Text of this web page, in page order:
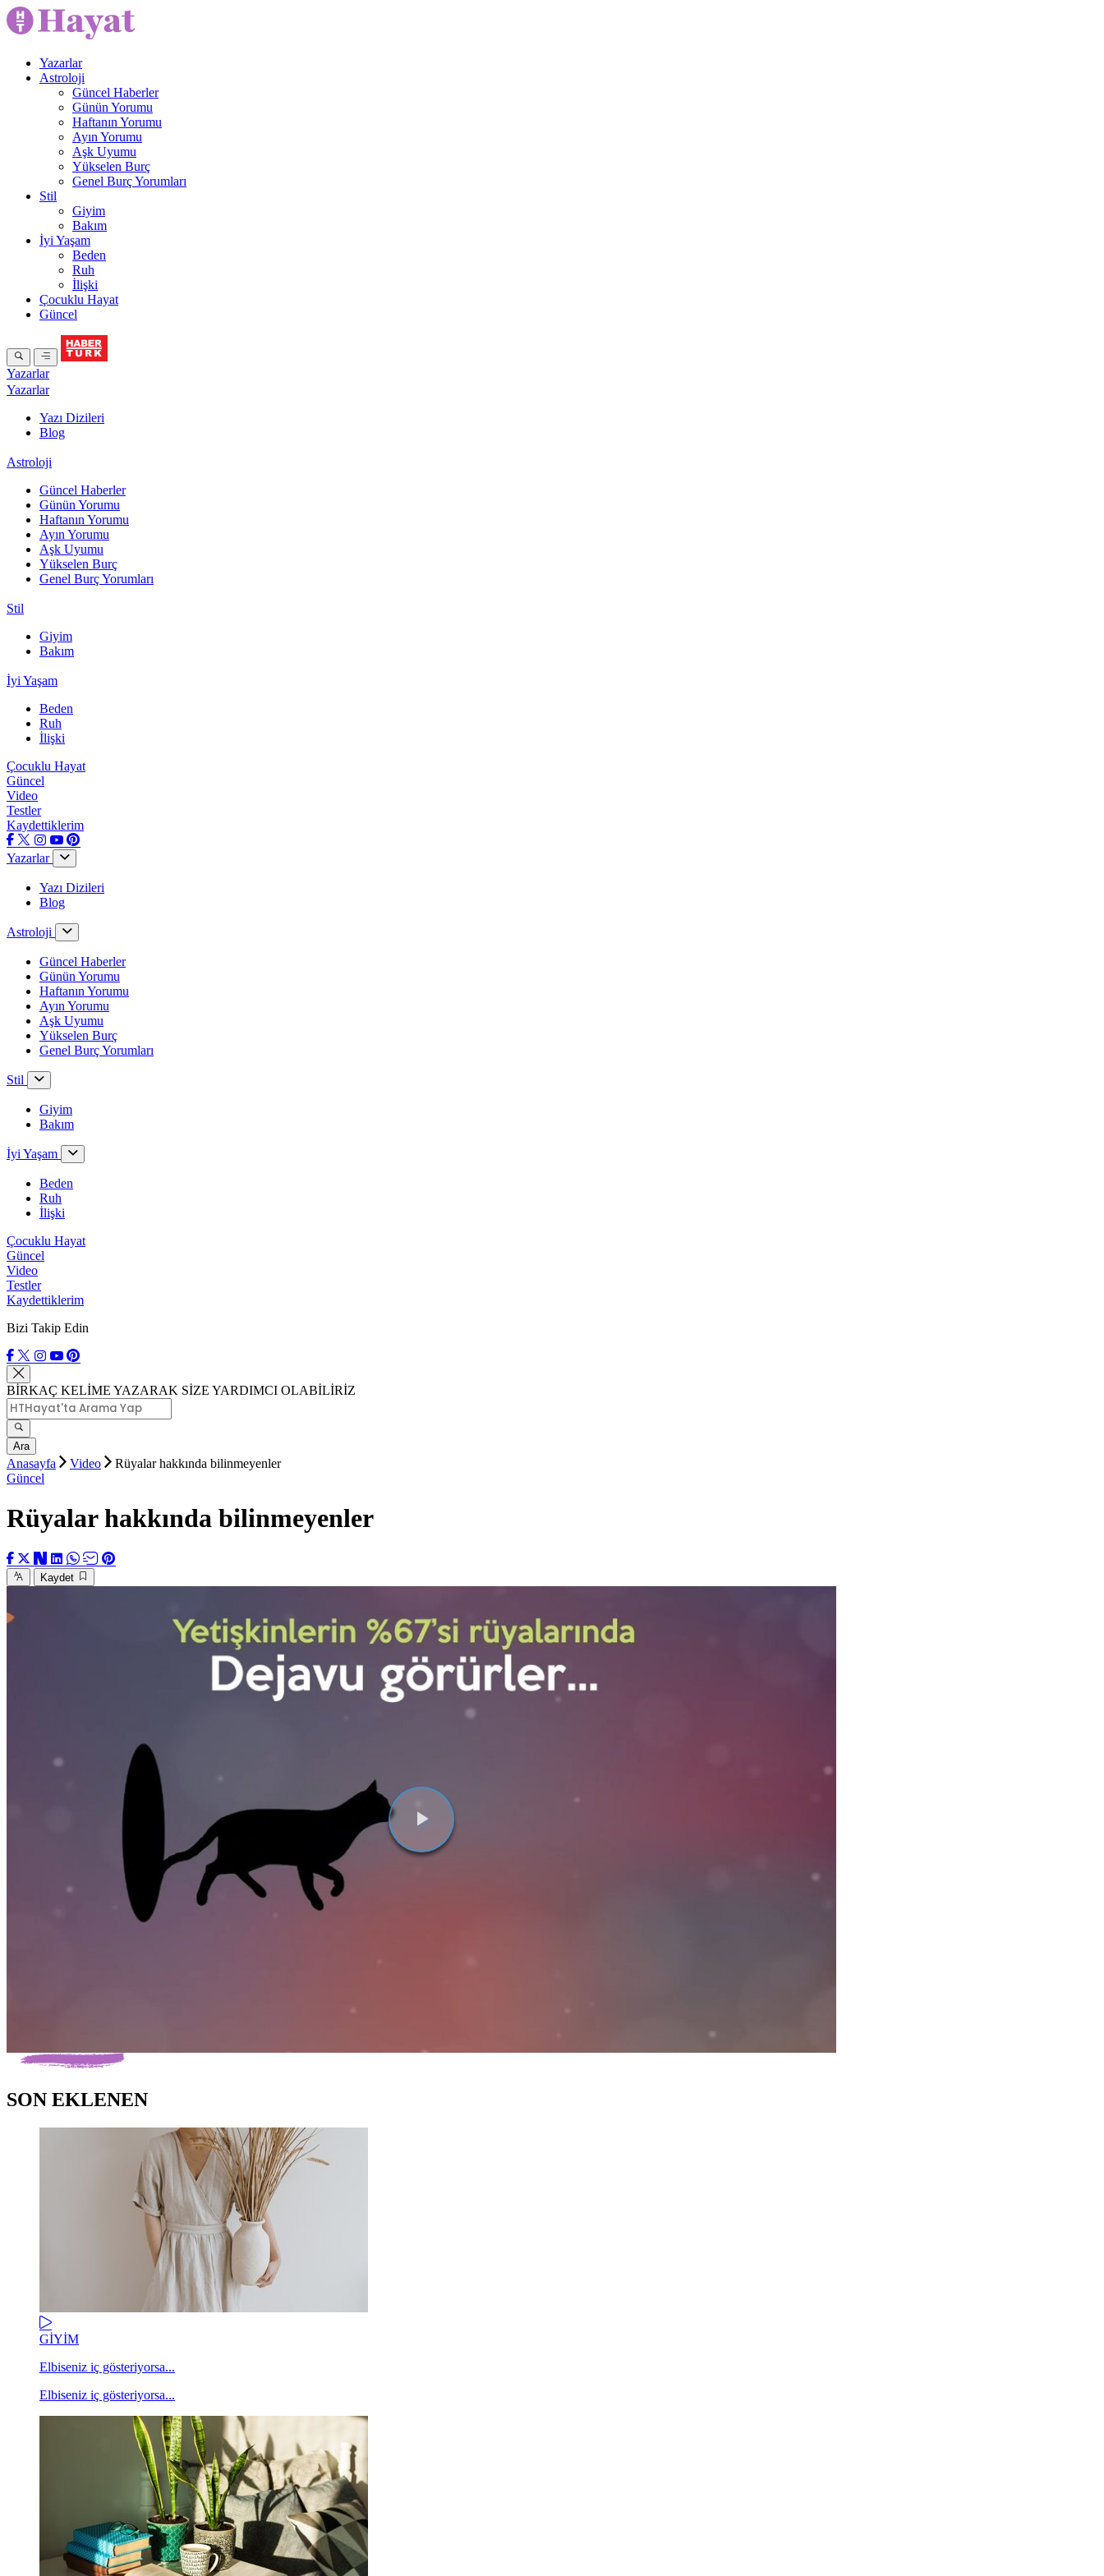
Yazarlar
Astroloji
Güncel Haberler
Günün Yorumu
Haftanın Yorumu
Ayın Yorumu
Aşk Uyumu
Yükselen Burç
Genel Burç Yorumları
Stil
Giyim
Bakım
İyi Yaşam
Beden
Ruh
İlişki
Çocuklu Hayat
Güncel
Yazarlar
Yazarlar
Yazı Dizileri
Blog
Astroloji
Güncel Haberler
Günün Yorumu
Haftanın Yorumu
Ayın Yorumu
Aşk Uyumu
Yükselen Burç
Genel Burç Yorumları
Stil
Giyim
Bakım
İyi Yaşam
Beden
Ruh
İlişki
Çocuklu Hayat
Güncel
Video
Testler
Kaydettiklerim
Yazarlar
Yazı Dizileri
Blog
Astroloji
Güncel Haberler
Günün Yorumu
Haftanın Yorumu
Ayın Yorumu
Aşk Uyumu
Yükselen Burç
Genel Burç Yorumları
Stil
Giyim
Bakım
İyi Yaşam
Beden
Ruh
İlişki
Çocuklu Hayat
Güncel
Video
Testler
Kaydettiklerim
Bizi Takip Edin
BİRKAÇ KELİME YAZARAK SİZE YARDIMCI OLABİLİRİZ
Ara
Anasayfa Video
Rüyalar hakkında bilinmeyenler
Güncel
Rüyalar hakkında bilinmeyenler
Kaydet
Videoyu
SON EKLENEN
GİYİM
Elbiseniz iç gösteriyorsa...
Elbiseniz iç gösteriyorsa...